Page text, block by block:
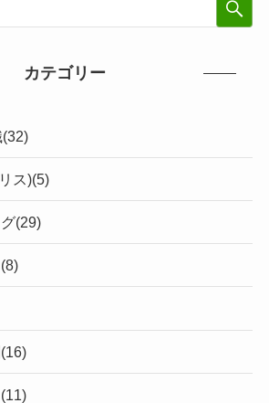
カテゴリー
ス)(5)
(29)